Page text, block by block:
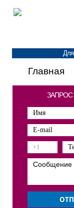
Для
Главная
ЗАПРОС